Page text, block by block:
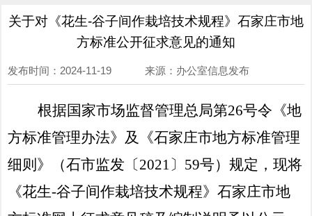
关于对《花生-谷子间作栽培技术规程》石家庄市地
方标准公开征求意见的通知
发布时间：2024-11-19 来源：办公室信息发布
根据国家市场监督管理总局第26号令《地
方标准管理办法》 及
《石家庄市地方标准管理
细则》（石市监发〔2021〕59号）规定，现将
《花生-谷子间作栽培技术规程》石家庄市地